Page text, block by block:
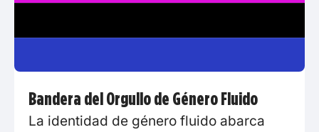
Bandera del Orgullo de Género Fluido
La identidad de género fluido abarca